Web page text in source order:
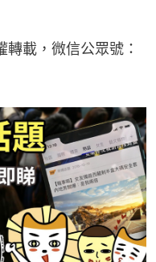
轉載，微信公眾號：